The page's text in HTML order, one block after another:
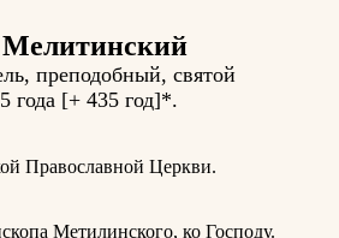
преподобный, святой
года [+ 435 год]*.
Православной Церкви.
Метилинского, ко Господу.